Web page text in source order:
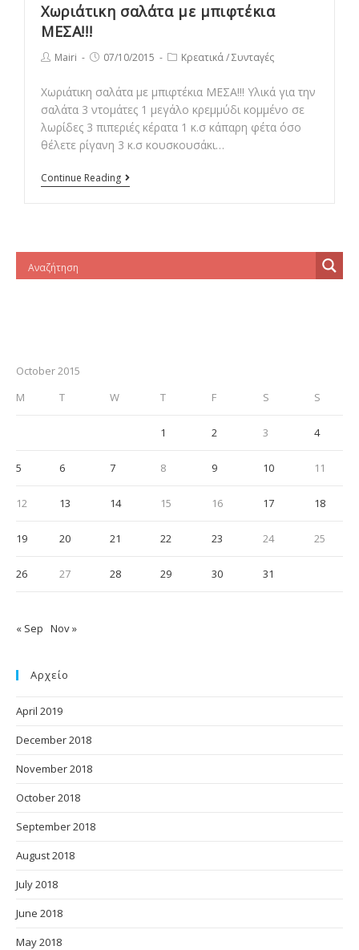
Χωριάτικη σαλάτα με μπιφτέκια
ΜΕΣΑ!!!
PostMairi
Post07/10/2015
PostΚρεατικά/Συνταγές
Χωριάτικη σαλάτα με μπιφτέκια ΜΕΣΑ!!! Υλικά για την
σαλάτα 3 ντομάτες 1 μεγάλο κρεμμύδι κομμένο σε
λωρίδες 3 πιπεριές κέρατα 1 κ.σ κάπαρη φέτα όσο
θέλετε ρίγανη 3 κ.σ κουσκουσάκι…
Continue Reading Χωριάτικη
ΜΕΣΑ!!!
October 2015
M
T W T F S S
1 2 3 4
5 6 7 8 9 10 11
12 13 14 15 16 17 18
19 20 21 22 23 24 25
26 27 28 29 30 31
« Sep Nov »
Αρχείο
April 2019
December 2018
November 2018
October 2018
September 2018
August 2018
July 2018
June 2018
May 2018